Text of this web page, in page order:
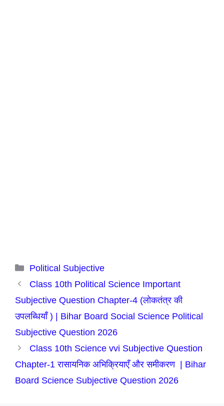
Categories
Political Subjective
Class 10th Political Science Important
Subjective Question Chapter-4 (लोकतंत्र की
उपलब्धियाँ ) | Bihar Board Social Science Political
Subjective Question 2026
Class 10th Science vvi Subjective Question
Chapter-1 रासायनिक अभिक्रियाएँ और समीकरण | Bihar
Board Science Subjective Question 2026